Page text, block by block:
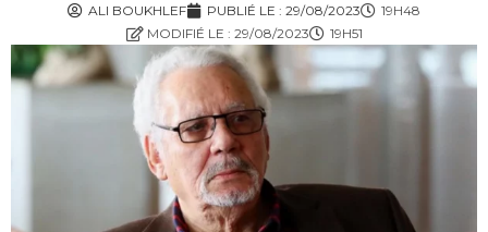
ALI BOUKHLEF PUBLIÉ LE : 29/08/2023
19H48
MODIFIÉ LE : 29/08/2023
19H51